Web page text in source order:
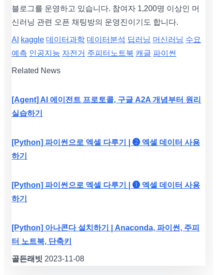
블로그를 운영하고 있습니다. 참여자 1,200명 이상인 머
신러닝 관련 오픈 채팅방의 운영진이기도 합니다.
AI kaggle 데이터과학 데이터분석 딥러닝 머신러닝 수요
예측 인공지능 자전거 주피터노트북 캐글 파이썬
Related News
[Agent] AI 에이전트 프로토콜, 구글 A2A 개념부터 원리
실습하기
[Python] 파이썬으로 엑셀 다루기 | ❷ 엑셀 데이터 사용
하기
[Python] 파이썬으로 엑셀 다루기 | ❶ 엑셀 데이터 사용
하기
[Python] 아나콘다 설치하기 | Anaconda, 파이썬, 주피
터 노트북, 단축키
골든래빗 2023-11-08